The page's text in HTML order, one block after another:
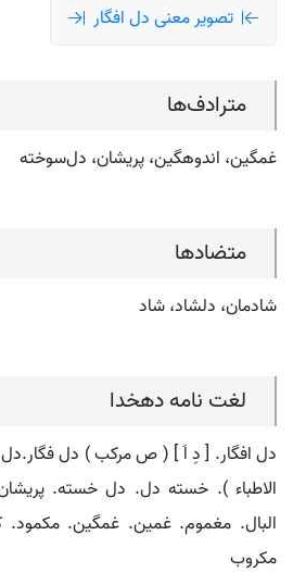
تصویر معنی دل افگار
مترادف‌ها
غمگین، اندوهگین، پریشان، دل‌سوخته
متضادها
شادمان، دلشاد، شاد
لغت نامه دهخدا
دل افگار. [ دِ اَ ] ( ص مرکب ) دل
الاطباء ). خسته دل. دل خسته.
البال. مغموم. غمین. غمگین. مکمود.
مکروب